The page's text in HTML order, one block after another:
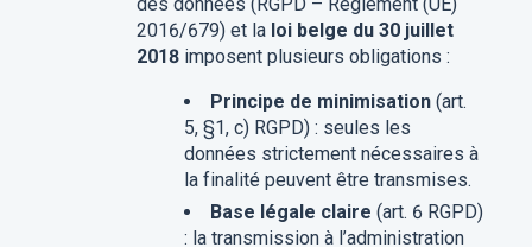
2016/679) et la loi belge du 30 juillet
2018imposent plusieurs obligations :
Principe de minimisation(art.
5, §1, c) RGPD) : seules les
données strictement nécessaires à
la finalité peuvent être transmises.
Base légale claire (art. 6 RGPD)
: la transmission à l’administration